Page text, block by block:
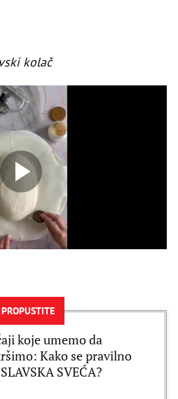
kolač
koje umemo da
Kako se pravilno
SVEĆA?